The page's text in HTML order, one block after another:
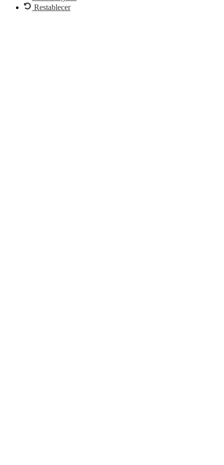
Restablecer